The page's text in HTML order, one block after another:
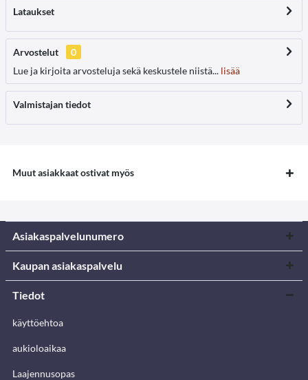
Lataukset
Arvostelut
0
Lue ja kirjoita arvosteluja sekä keskustele niistä... lisää
Valmistajan tiedot
Muut asiakkaat ostivat myös
Asiakaspalvelunumero
Kaupan asiakaspalvelu
Tiedot
käyttöehtoa
aukioloaikaa
Laajennusopas